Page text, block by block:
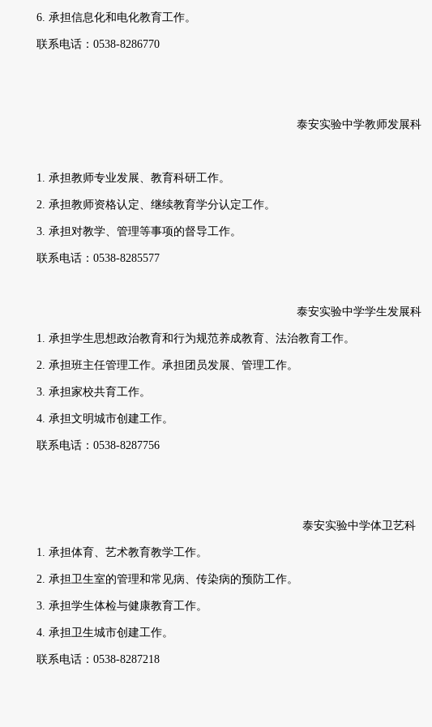
6. 承担信息化和电化教育工作。
联系电话： 0538-8286770
泰安实验中学教师发展科
1. 承担教师专业发展、教育科研工作。
2. 承担教师资格认定、继续教育学分认定工作。
3. 承担对教学、管理等事项的督导工作。
联系电话： 0538-8285577
泰安实验中学学生发展科
1. 承担学生思想政治教育和行为规范养成教育、法治教育工作。
2. 承担班主任管理工作。承担团员发展、管理工作。
3. 承担家校共育工作。
4. 承担文明城市创建工作。
联系电话： 0538-8287756
泰安实验中学体卫艺科
1. 承担体育、艺术教育教学工作。
2. 承担卫生室的管理和常见病、传染病的预防工作。
3. 承担学生体检与健康教育工作。
4. 承担卫生城市创建工作。
联系电话： 0538-8287218